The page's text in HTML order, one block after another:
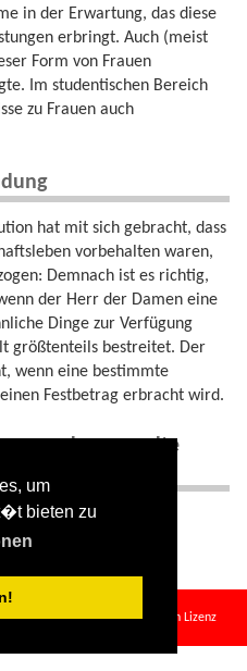
um
bieten zu
in der Erwartung, das diese
erbringt. Auch (meist
Form von Frauen
Im studentischen Bereich
zu Frauen auch
hat mit sich gebracht, dass
vorbehalten waren,
Demnach ist es richtig,
der Herr der Damen eine
Dinge zur Verfügung
größtenteils bestreitet. Der
wenn eine bestimmte
Festbetrag erbracht wird.
und verwandte
09:34
dieses Wikis unter der folgenden Lizenz